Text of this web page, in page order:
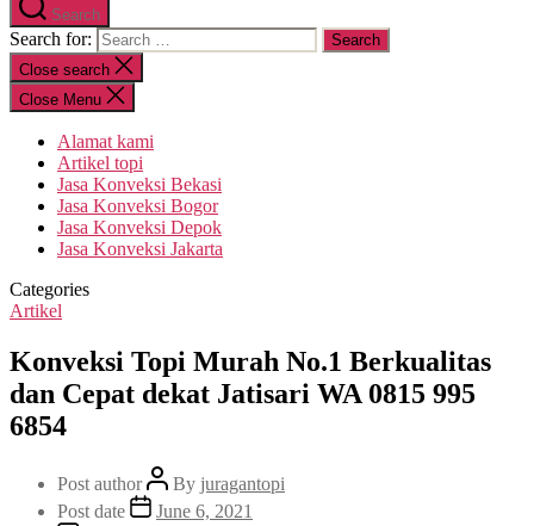
Search
Search for:
Close search
Close Menu
Alamat kami
Artikel topi
Jasa Konveksi Bekasi
Jasa Konveksi Bogor
Jasa Konveksi Depok
Jasa Konveksi Jakarta
Categories
Artikel
Konveksi Topi Murah No.1 Berkualitas
dan Cepat dekat Jatisari WA 0815 995
6854
Post author By juragantopi
Post date
June 6, 2021